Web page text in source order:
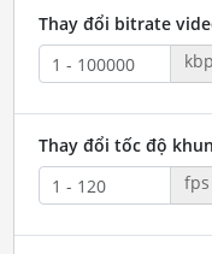
Thay đổi bitrate
Thay đổi tốc độ